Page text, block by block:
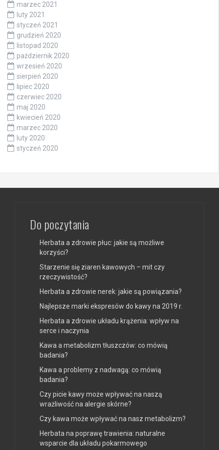
marzec 2021
luty 2021
styczeń 2021
grudzień 2020
listopad 2020
październik 2020
wrzesień 2020
sierpień 2020
lipiec 2020
czerwiec 2020
maj 2020
kwiecień 2020
marzec 2020
luty 2020
styczeń 2020
Do poczytania
Herbata a zdrowie płuc: jakie są możliwe
korzyści?
Starzenie się ziaren kawowych – mit czy
rzeczywistość?
Herbata a zdrowie nerek: jakie są powiązania?
Najlepsze marki ekspresów do kawy na 2019 r.
Herbata a zdrowie układu krążenia: wpływ na
serce i naczynia
Kawa a metabolizm tłuszczów: co mówią
badania?
Kawa a problemy z nadwagą: co mówią
badania?
Czy picie kawy może wpływać na naszą
wrażliwość na alergie skórne?
Czy kawa może wpływać na nasz metabolizm?
Herbata na poprawę trawienia: naturalne
wsparcie dla układu pokarmowego